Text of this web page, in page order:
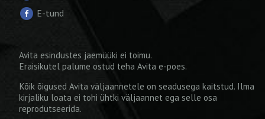
E-tund
Avita esindustes jaemüüki ei toimu.
Eraisikutel palume ostud teha Avita e-poes.
Kõik õigused Avita väljaannetele on seadusega kaitstud. Ilma
kirjaliku loata ei tohi ühtki väljaannet ega selle osa
reprodutseerida.